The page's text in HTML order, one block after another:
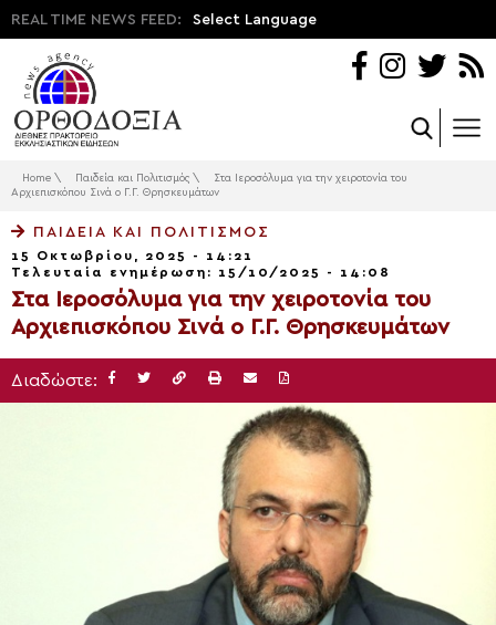
REAL TIME NEWS FEED: Select Language
Home \ Παιδεία και Πολιτισμός \
Στα Ιεροσόλυμα για την χειροτονία του
Αρχιεπισκόπου Σινά ο Γ.Γ. Θρησκευμάτων
ΠΑΙΔΕΊΑ ΚΑΙ ΠΟΛΙΤΙΣΜΌΣ
15 Οκτωβρίου, 2025 - 14:21
Τελευταία ενημέρωση: 15/10/2025 - 14:08
Στα Ιεροσόλυμα για την χειροτονία του
Αρχιεπισκόπου Σινά ο Γ.Γ. Θρησκευμάτων
Διαδώστε: